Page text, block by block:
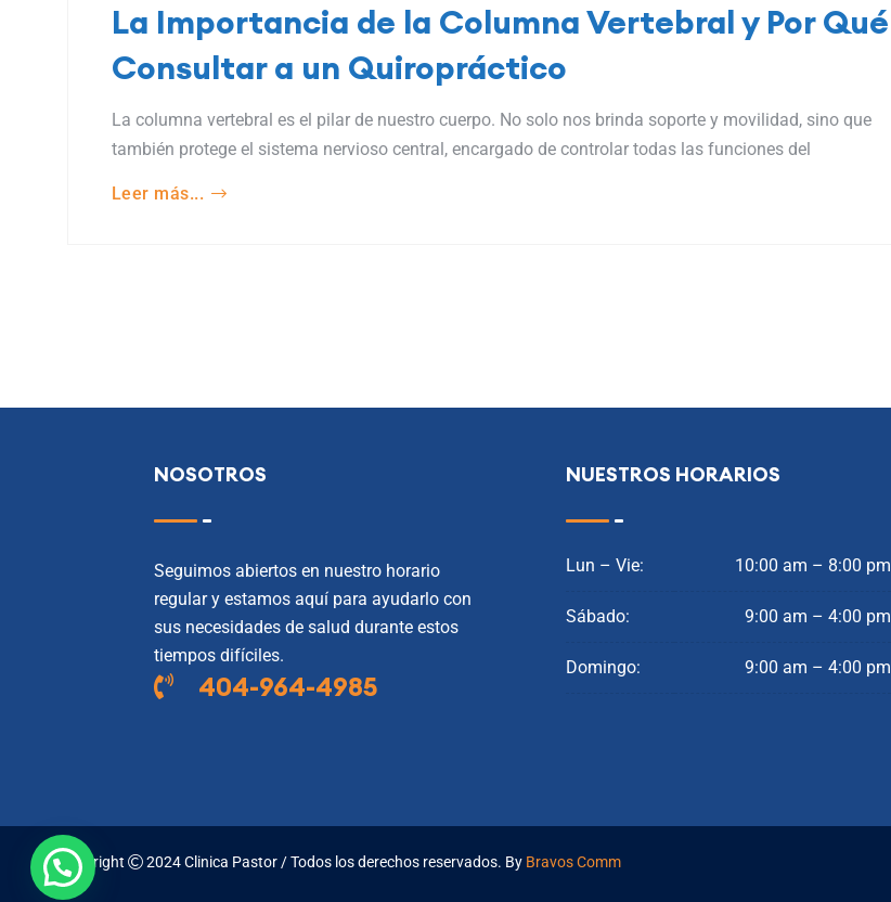
La Importancia de la Columna Vertebral y Por Qué
Consultar a un Quiropráctico
La columna vertebral es el pilar de nuestro cuerpo. No solo nos brinda soporte y movilidad, sino que
también protege el sistema nervioso central, encargado de controlar todas las funciones del
Leer más...
NOSOTROS
Seguimos abiertos en nuestro horario
regular y estamos aquí para ayudarlo con
sus necesidades de salud durante estos
tiempos difíciles.
404-964-4985
NUESTROS HORARIOS
Lun – Vie: 10:00 am – 8:00 pm
Sábado: 9:00 am – 4:00 pm
Domingo: 9:00 am – 4:00 pm
Copyright 2024 Clinica Pastor / Todos los derechos reservados. By Bravos Comm